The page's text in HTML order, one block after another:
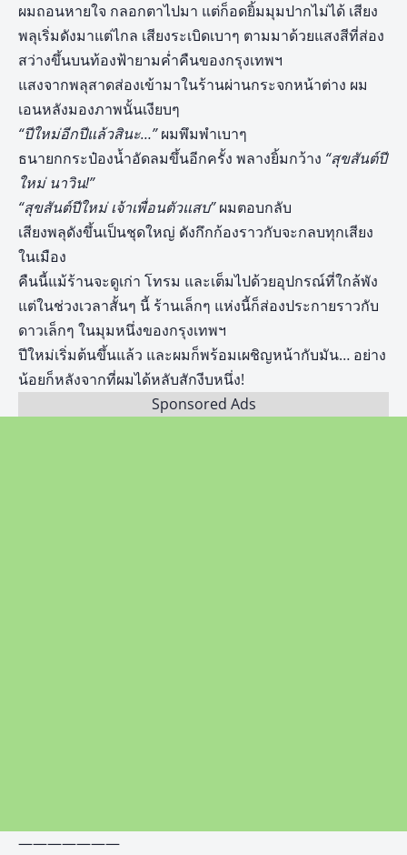
ผมถอนหายใจ กลอกตาไปมา แต่ก็อดยิ้มมุมปากไม่ได้ เสียง
พลุเริ่มดังมาแต่ไกล เสียงระเบิดเบาๆ ตามมาด้วยแสงสีที่ส่อง
สว่างขึ้นบนท้องฟ้ายามค่ำคืนของกรุงเทพฯ
แสงจากพลุสาดส่องเข้ามาในร้านผ่านกระจกหน้าต่าง ผม
เอนหลังมองภาพนั้นเงียบๆ
“ปีใหม่อีกปีแล้วสินะ…”ผมพึมพำเบาๆ
ธนายกกระป๋องน้ำอัดลมขึ้นอีกครั้ง พลางยิ้มกว้าง “สุขสันต์ปี
ใหม่ นาวิน!”
“สุขสันต์ปีใหม่ เจ้าเพื่อนตัวแสบ”ผมตอบกลับ
เสียงพลุดังขึ้นเป็นชุดใหญ่ ดังกึกก้องราวกับจะกลบทุกเสียง
ในเมือง
คืนนี้แม้ร้านจะดูเก่า โทรม และเต็มไปด้วยอุปกรณ์ที่ใกล้พัง
แต่ในช่วงเวลาสั้นๆ นี้ ร้านเล็กๆ แห่งนี้ก็ส่องประกายราวกับ
ดาวเล็กๆ ในมุมหนึ่งของกรุงเทพฯ
ปีใหม่เริ่มต้นขึ้นแล้ว และผมก็พร้อมเผชิญหน้ากับมัน… อย่าง
น้อยก็หลังจากที่ผมได้หลับสักงีบหนึ่ง!
Sponsored Ads
———————